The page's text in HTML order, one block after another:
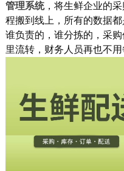
管理系统，将生鲜企业的
程搬到线上，所有的数据
谁负责的，谁分拣的，采
里流转，财务人员再也不用